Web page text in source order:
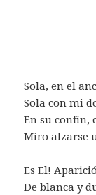
Sola, en el
Sola con mi
En su confín,
Miro alzarse
Es El!
De blanca y